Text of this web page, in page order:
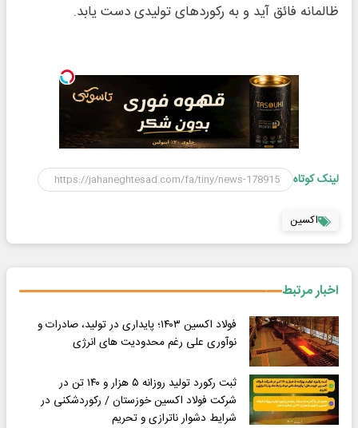
ظالمانه فائق آید و به رکوردهای تولیدی دست یابد.
لینک کوتاه
اکسین
اخبار مرتبط
فولاد اکسین ۱۴۰۳؛ پایداری در تولید، صادرات و
نوآوری علی رغم محدودیت های انرژی
ثبت رکورد تولید روزانه ۵ هزار و ۱۴۰ تن در
شرکت فولاد اکسین خوزستان / رکوردشکنی در
شرایط دشوار ناترازی و تحریم